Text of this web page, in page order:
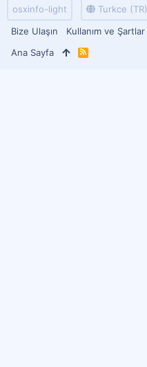
osxinfo-light
Turkce (TR)
Bize Ulaşın
Kullanım ve Şartlar
Ana Sayfa
R